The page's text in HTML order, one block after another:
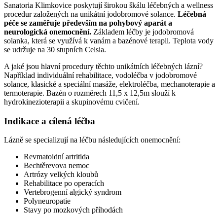
Sanatoria Klimkovice poskytují širokou škálu léčebných a wellness
procedur založených na unikátní jodobromové solance. Léčebná
péče se zaměřuje především na pohybový aparát a
neurologická onemocnění. Základem léčby je jodobromová
solanka, která se využívá k vanám a bazénové terapii. Teplota vody
se udržuje na 30 stupních Celsia.
A jaké jsou hlavní procedury těchto unikátních léčebných lázní?
Například individuální rehabilitace, vodoléčba v jodobromové
solance, klasické a speciální masáže, elektroléčba, mechanoterapie a
termoterapie. Bazén o rozměrech 11,5 x 12,5m slouží k
hydrokinezioterapii a skupinovému cvičení.
Indikace a cílená léčba
Lázně se specializují na léčbu následujících onemocnění:
Revmatoidní artritida
Bechtěrevova nemoc
Artrózy velkých kloubů
Rehabilitace po operacích
Vertebrogenní algický syndrom
Polyneuropatie
Stavy po mozkových příhodách